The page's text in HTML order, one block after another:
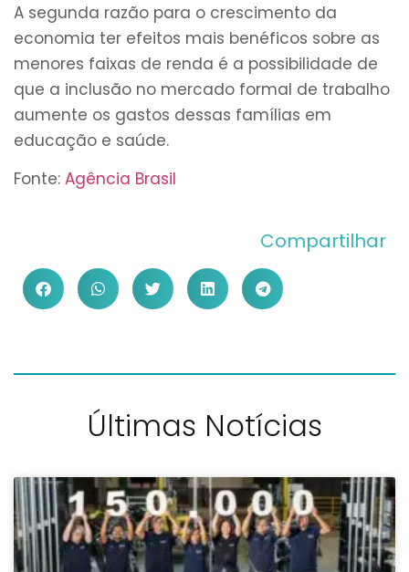
A segunda razão para o crescimento da
economia ter efeitos mais benéficos sobre as
menores faixas de renda é a possibilidade de
que a inclusão no mercado formal de trabalho
aumente os gastos dessas famílias em
educação e saúde.
Fonte: Agência Brasil
Compartilhar
Últimas Notícias